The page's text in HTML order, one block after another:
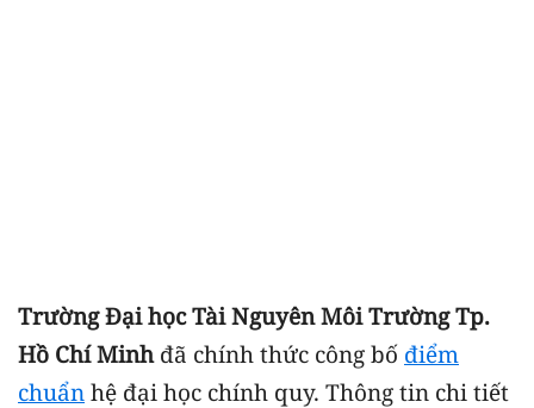
Trường Đại học Tài Nguyên Môi Trường Tp.
Hồ Chí Minhđã chính thức công bố điểm
chuẩn hệ đại học chính quy. Thông tin chi tiết